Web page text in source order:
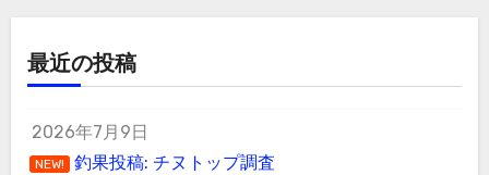
ペ
ジ
最近の投稿
2026年7月9日
NEW! 釣果投稿: チヌトップ調査